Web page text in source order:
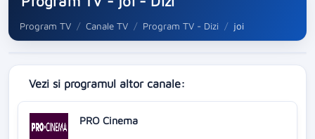
Program TV Canale TV Program TV - Dizi joi
Vezi si programul altor canale:
PRO Cinema